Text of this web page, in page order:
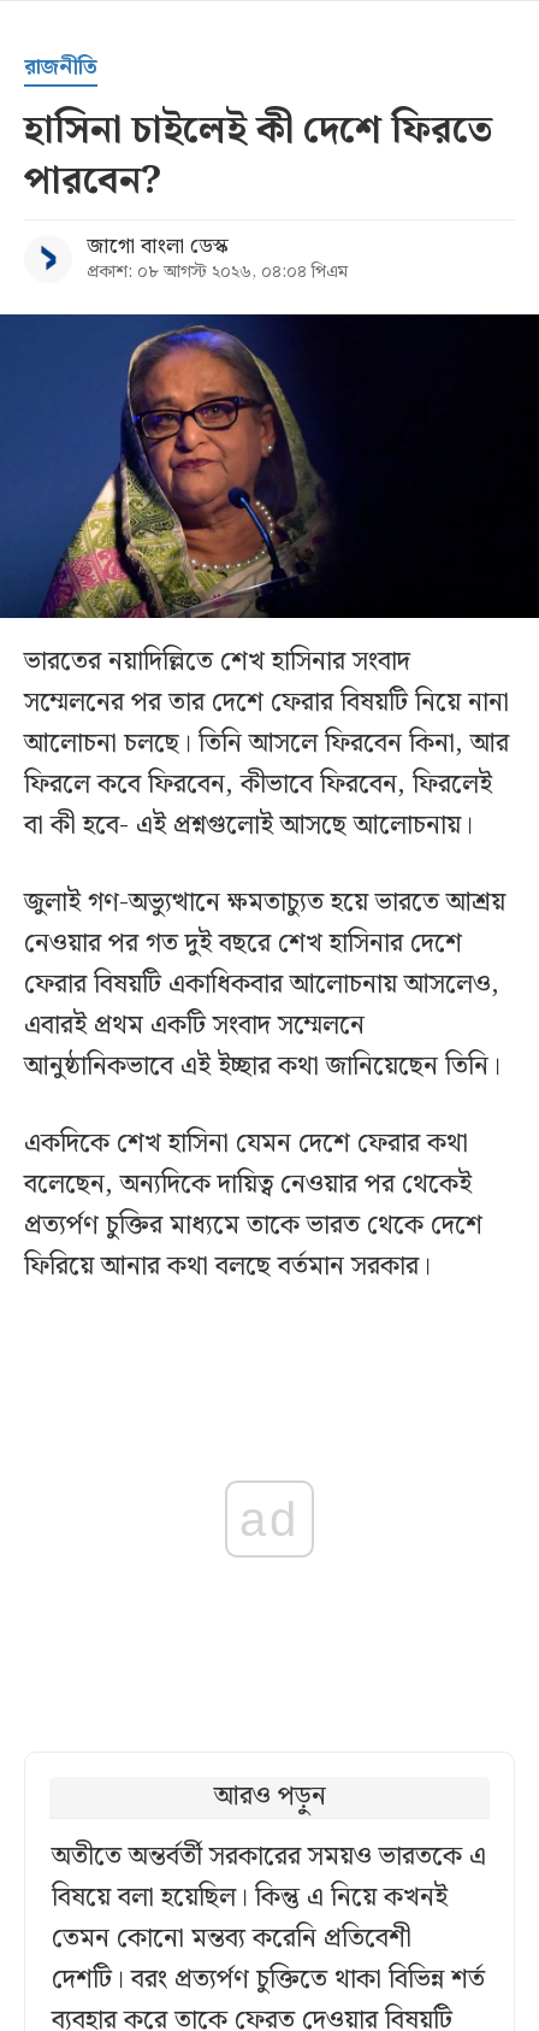
রাজনীতি
হাসিনা চাইলেই কী দেশে ফিরতে
পারবেন?
জাগো বাংলা ডেস্ক
প্রকাশ: ০৮ আগস্ট ২০২৬, ০৪:০৪ পিএম
ভারতের নয়াদিল্লিতে শেখ হাসিনার সংবাদ
সম্মেলনের পর তার দেশে ফেরার বিষয়টি নিয়ে নানা
আলোচনা চলছে। তিনি আসলে ফিরবেন কিনা, আর
ফিরলে কবে ফিরবেন, কীভাবে ফিরবেন, ফিরলেই
বা কী হবে- এই প্রশ্নগুলোই আসছে আলোচনায়।
জুলাই গণ-অভ্যুত্থানে ক্ষমতাচ্যুত হয়ে ভারতে আশ্রয়
নেওয়ার পর গত দুই বছরে শেখ হাসিনার দেশে
ফেরার বিষয়টি একাধিকবার আলোচনায় আসলেও,
এবারই প্রথম একটি সংবাদ সম্মেলনে
আনুষ্ঠানিকভাবে এই ইচ্ছার কথা জানিয়েছেন তিনি।
একদিকে শেখ হাসিনা যেমন দেশে ফেরার কথা
বলেছেন, অন্যদিকে দায়িত্ব নেওয়ার পর থেকেই
প্রত্যর্পণ চুক্তির মাধ্যমে তাকে ভারত থেকে দেশে
ফিরিয়ে আনার কথা বলছে বর্তমান সরকার।
ad
আরও পড়ুন
অতীতে অন্তর্বর্তী সরকারের সময়ও ভারতকে এ
বিষয়ে বলা হয়েছিল। কিন্তু এ নিয়ে কখনই
তেমন কোনো মন্তব্য করেনি প্রতিবেশী
দেশটি। বরং প্রত্যর্পণ চুক্তিতে থাকা বিভিন্ন শর্ত
ব্যবহার করে তাকে ফেরত দেওয়ার বিষয়টি